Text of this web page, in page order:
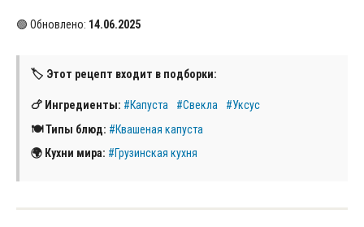
🟢 Обновлено: 14.06.2025
🏷 Этот рецепт входит в подборки:
🍗 Ингредиенты: #Капуста #Свекла
#Уксус
🍽 Типы блюд: #Квашеная капуста
🌍 Кухни мира: #Грузинская кухня